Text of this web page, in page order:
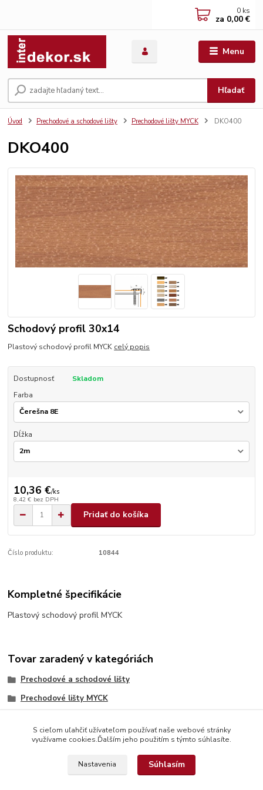
Menu
Hľadať
0 ks
za 0,00 €
Úvod Prechodové a schodové lišty Prechodové lišty MYCK DKO400
DKO400
Schodový profil 30x14
Plastový schodový profil MYCK celý popis
Dostupnosť
Skladom
Farba
Dĺžka
10,36 €/ks
8,42 € bez DPH
Pridať do košíka
Číslo produktu: 10844
Kompletné špecifikácie
Plastový schodový profil MYCK
Tovar zaradený v kategóriách
Prechodové a schodové lišty
Prechodové lišty MYCK
S cieľom uľahčiť užívateľom používať naše webové stránky
využívame cookies.Ďalším jeho použitím s týmto súhlasíte.
Nastavenia Súhlasím